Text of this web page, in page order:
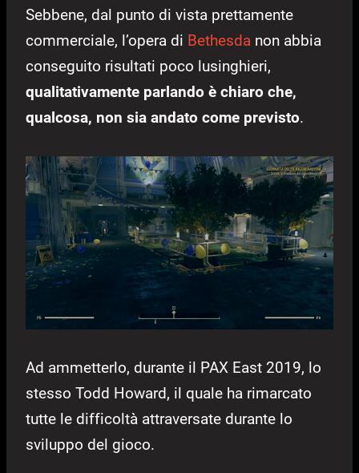
Sebbene, dal punto di vista prettamente
commerciale, l’opera di Bethesda non abbia
conseguito risultati poco lusinghieri,
qualitativamente parlando è chiaro che,
qualcosa, non sia andato come previsto.
Ad ammetterlo, durante il PAX East 2019, lo
stesso Todd Howard, il quale ha rimarcato
tutte le difficoltà attraversate durante lo
sviluppo del gioco.